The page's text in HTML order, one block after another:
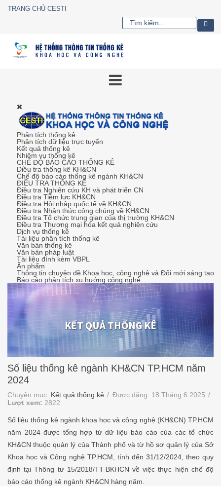
TRANG CHỦ CESTI
Phân tích thống kê
Phân tích dữ liệu trực tuyến
Kết quả thống kê
Nhiệm vụ thống kê
CHẾ ĐỘ BÁO CÁO THỐNG KÊ
Điều tra thống kê KH&CN
Chế độ báo cáo thống kê ngành KH&CN
ĐIỀU TRA THỐNG KÊ
Điều tra Nghiên cứu KH và phát triển CN
Điều tra Tiềm lực KH&CN
Điều tra Hội nhập quốc tế về KH&CN
Điều tra Nhận thức công chúng về KH&CN
Điều tra Tổ chức trung gian của thị trường KH&CN
Điều tra Thương mại hóa kết quả nghiên cứu
Dịch vụ thống kê
Tài liệu phân tích thống kê
Văn bản thống kê
Văn bản pháp luật
Tài liệu đính kèm VBPL
Ấn phẩm
Thông tin chuyên đề Khoa học, công nghệ và Đổi mới sáng tạo
Báo cáo phân tích xu hướng công nghệ
KẾT QUẢ THỐNG KÊ
Số liệu thống kê ngành KH&CN TP.HCM năm
2024
Chuyên mục: Kết quả thống kê
Được đăng: 18 Tháng 6 2025
Lượt xem: 2822
Số liệu thống kê ngành khoa học và công nghệ (KH&CN) TP.HCM
năm 2024 được tổng hợp từ dữ liệu báo cáo của các tổ chức
KH&CN thuộc quản lý của Thành phố và từ hồ sơ quản lý của Sở
Khoa học và Công nghệ TP.HCM, tính đến 31/12/2024, theo quy
định tại Thông tư 15/2018/TT-BKHCN về việc thực hiện chế độ
báo cáo thống kê ngành KH&CN hàng năm.